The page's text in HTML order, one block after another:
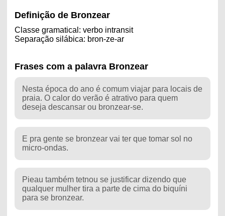
Definição de Bronzear
Classe gramatical: verbo intransit
Separação silábica: bron-ze-ar
Frases com a palavra Bronzear
Nesta época do ano é comum viajar para locais de
praia. O calor do verão é atrativo para quem
deseja descansar ou bronzear-se.
E pra gente se bronzear vai ter que tomar sol no
micro-ondas.
Pieau também tetnou se justificar dizendo que
qualquer mulher tira a parte de cima do biquíni
para se bronzear.